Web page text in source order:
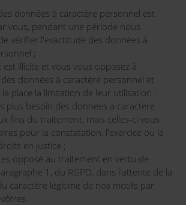
données à caractère personnel est
vous, pendant une période nous
vérifier l'exactitude des données à
;
illicite et vous vous opposez à
données à caractère personnel et
place la limitation de leur utilisation ;
plus besoin des données à caractère
fins du traitement, mais celles-ci vous
pour la constatation, l'exercice ou la
en justice ;
opposé au traitement en vertu de
1, du RGPD, dans l'attente de la
caractère légitime de nos motifs par